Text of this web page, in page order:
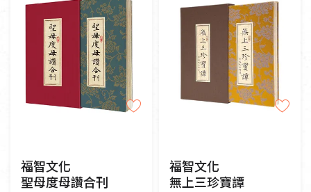
福智文化
聖母度母讚合刊
福智文化
無上三珍寶譚